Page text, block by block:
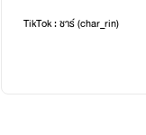
TikTok : ชาร์ (char_rin)